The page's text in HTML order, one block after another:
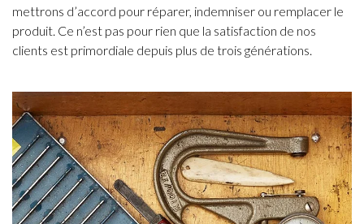
mettrons d’accord pour réparer, indemniser ou remplacer le
produit. Ce n’est pas pour rien que la satisfaction de nos
clients est primordiale depuis plus de trois générations.